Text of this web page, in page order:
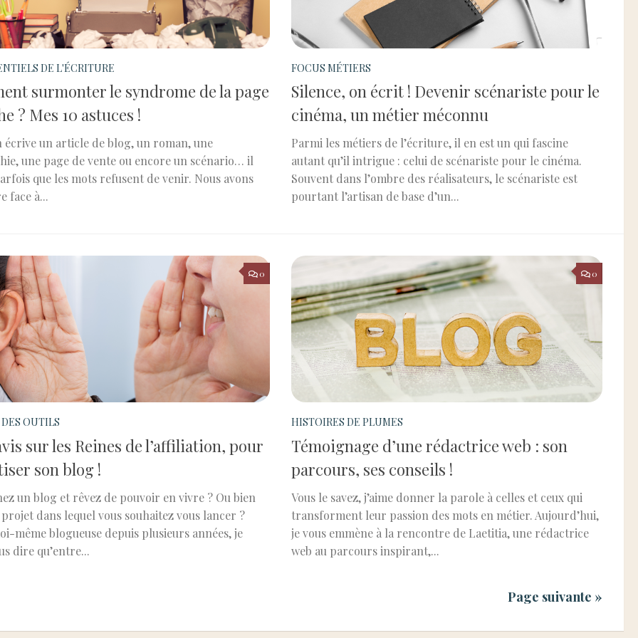
DE L'ÉCRITURE
surmonter le syndrome de la page
? Mes 10 astuces !
écrive un article de blog, un roman, une
une page de vente ou encore un scénario… il
que les mots refusent de venir. Nous avons
face à...
FOCUS MÉTIERS
Silence, on écrit ! Devenir scénariste pour le
cinéma, un métier méconnu
Parmi les métiers de l’écriture, il en est un qui fascine
autant qu’il intrigue : celui de scénariste pour le cinéma.
Souvent dans l’ombre des réalisateurs, le scénariste est
pourtant l’artisan de base d’un...
0
OUTILS
sur les Reines de l’affiliation, pour
son blog !
un blog et rêvez de pouvoir en vivre ? Ou bien
projet dans lequel vous souhaitez vous lancer ?
même blogueuse depuis plusieurs années, je
dire qu’entre...
0
HISTOIRES DE PLUMES
Témoignage d’une rédactrice web : son
parcours, ses conseils !
Vous le savez, j’aime donner la parole à celles et ceux qui
transforment leur passion des mots en métier. Aujourd’hui,
je vous emmène à la rencontre de Laetitia, une rédactrice
web au parcours inspirant,...
Page suivante »